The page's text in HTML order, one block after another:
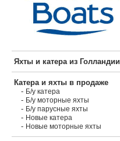
Яхты и катера из Голландии
Катера и яхты в продаже
- Б/у катера
- Б/у моторные яхты
- Б/у парусные яхты
- Новые катера
- Новые моторные яхты